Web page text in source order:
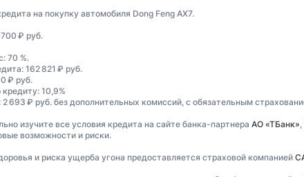
на покупку автомобиля Dong Feng AX7.
₽ руб.
70 %.
162 821 ₽ руб.
₽ руб.
10,9%
693 ₽ руб. без дополнительных комиссий, с обязательным
изучите все условия кредита на сайте банка-партнера АО «ТБанк»
возможности и риски.
и риска ущерба угона предоставляется страховой компанией